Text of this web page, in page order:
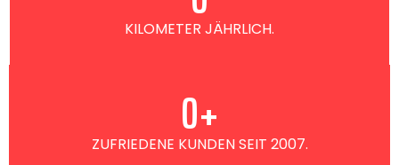
KILOMETER JÄHRLICH.
ZUFRIEDENE KUNDEN SEIT 2007.
0+